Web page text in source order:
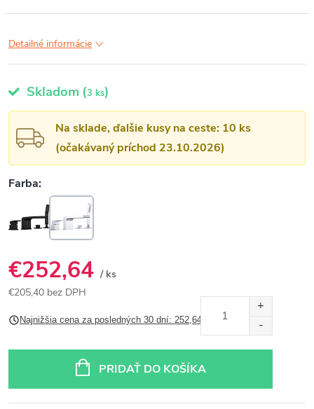
Detailné informácie
Skladom (3 ks)
Na sklade, ďalšie kusy na ceste: 10 ks
(očakávaný príchod 23.10.2026)
€252,64 / ks
€205,40 bez DPH
cena:Najnižšia cena za posledných 30 dní: 252,64 €
PRIDAŤ DO KOŠÍKA